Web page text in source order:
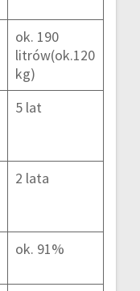
ok. 190
litrów(ok.120
kg)
5 lat
2 lata
ok. 91%